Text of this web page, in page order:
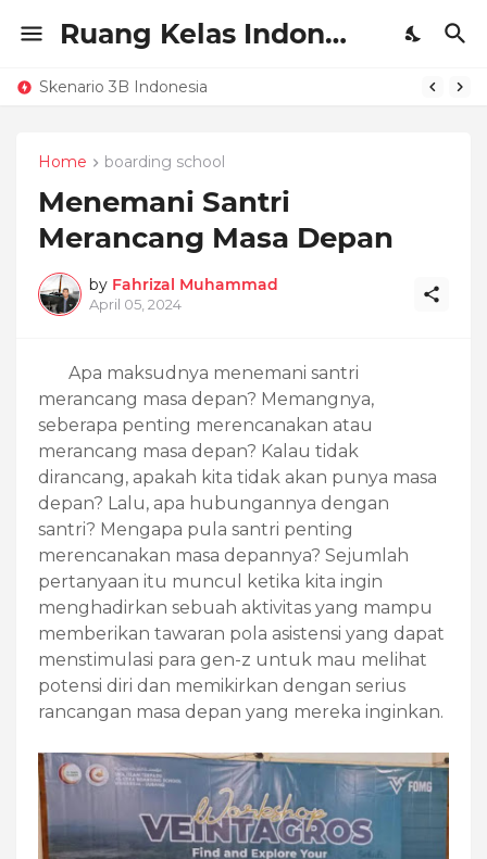
Ruang Kelas Indonesia
Skenario 3B Indonesia
Home boarding school
Menemani Santri
Merancang Masa Depan
by Fahrizal Muhammad
April 05, 2024
Apa maksudnya menemani santri
merancang masa depan? Memangnya,
seberapa penting merencanakan atau
merancang masa depan? Kalau tidak
dirancang, apakah kita tidak akan punya masa
depan? Lalu, apa hubungannya dengan
santri? Mengapa pula santri penting
merencanakan masa depannya? Sejumlah
pertanyaan itu muncul ketika kita ingin
menghadirkan sebuah aktivitas yang mampu
memberikan tawaran pola asistensi yang dapat
menstimulasi para gen-z untuk mau melihat
potensi diri dan memikirkan dengan serius
rancangan masa depan yang mereka inginkan.